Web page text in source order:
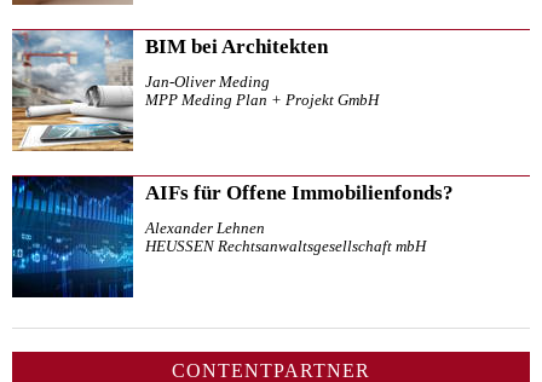
BIM bei Architekten
Jan-Oliver Meding
MPP Meding Plan + Projekt GmbH
AIFs für Offene Immobilienfonds?
Alexander Lehnen
HEUSSEN Rechtsanwaltsgesellschaft mbH
CONTENTPARTNER